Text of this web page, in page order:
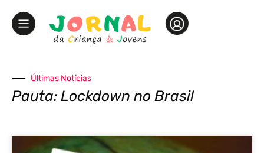
Últimas Notícias
Pauta: Lockdown no Brasil